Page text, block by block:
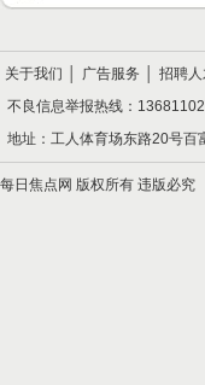
关于我们 广告服务 招聘
不良信息举报热线：
地址：工人体育场东路20号百
每日焦点网 版权所有 违版必究